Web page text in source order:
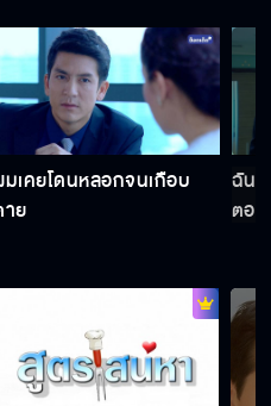
มือนคุณชายที่ทะลุมิติออกมาเลย
นกัน อย่าดีกว่ามันเสียเวลา
ดที่จะเดินกลับเข้าไปในชีวิตของคุณ
เคยโดนหลอกจนเกือบ
ย
ฉันยั
ตอ